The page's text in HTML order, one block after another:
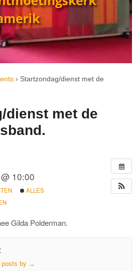
› Startzondag/dienst met de
dienst met de
10:00
ALLES
Gilda Polderman.
posts by →